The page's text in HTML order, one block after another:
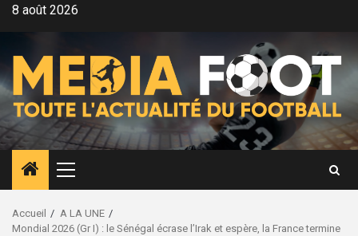
Aller8 août 2026
Menu
principal
Accueil
A LA UNE
Mondial 2026 (Gr I) : le Sénégal écrase l’Irak et espère, la France termine